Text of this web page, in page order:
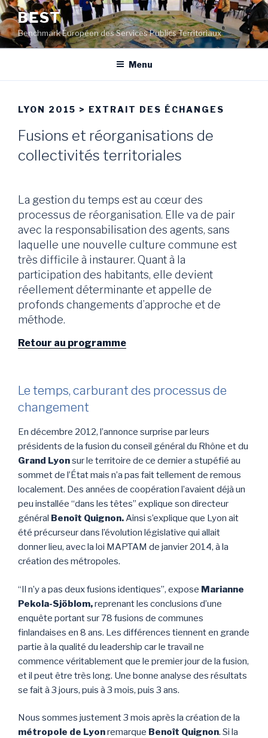
Aller
au
contenu
principal
BEST
Benchmark Européen des Services Publics Territoriaux
Menu
LYON 2015 > EXTRAIT DES ÉCHANGES
Fusions et réorganisations de
collectivités territoriales
La gestion du temps est au cœur des
processus de réorganisation. Elle va de pair
avec la responsabilisation des agents, sans
laquelle une nouvelle culture commune est
très difficile à instaurer. Quant à la
participation des habitants, elle devient
réellement déterminante et appelle de
profonds changements d’approche et de
méthode.
Retour au programme
Le temps, carburant des processus de
changement
En décembre 2012, l’annonce surprise par leurs
présidents de la fusion du conseil général du Rhône et du
Grand Lyonsur le territoire de ce dernier a stupéfié au
sommet de l’État mais n’a pas fait tellement de remous
localement. Des années de coopération l’avaient déjà un
peu installée “dans les têtes” explique son directeur
général Benoît Quignon.Ainsi s’explique que Lyon ait
été précurseur dans l’évolution législative qui allait
donner lieu, avec la loi MAPTAM de janvier 2014, à la
création des métropoles.
“Il n’y a pas deux fusions identiques”, expose Marianne
Pekola-Sjöblom,reprenant les conclusions d’une
enquête portant sur 78 fusions de communes
finlandaises en 8 ans. Les différences tiennent en grande
partie à la qualité du leadership car le travail ne
commence véritablement que le premier jour de la fusion,
et il peut être très long. Une bonne analyse des résultats
se fait à 3 jours, puis à 3 mois, puis 3 ans.
Nous sommes justement 3 mois après la création de la
métropole de Lyonremarque Benoît Quignon. Si la